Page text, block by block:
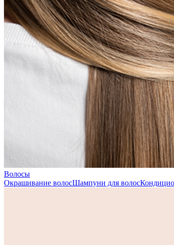
Волосы
Окрашивание волосШампуни для волос